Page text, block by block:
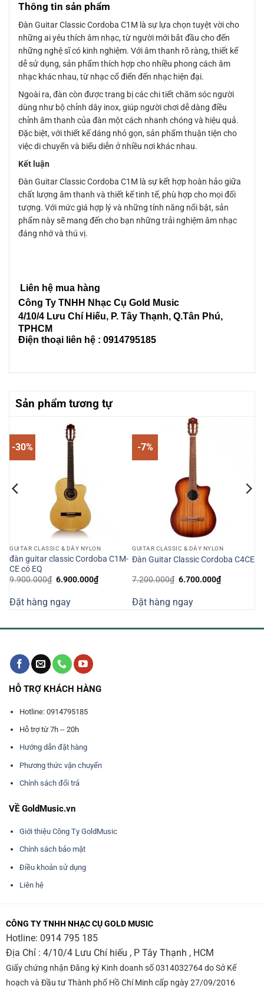
Thông tin sản phẩm
Đàn Guitar Classic Cordoba C1M là sự lựa chọn tuyệt vời cho
những ai yêu thích âm nhạc, từ người mới bắt đầu cho đến
những nghệ sĩ có kinh nghiệm. Với âm thanh rõ ràng, thiết kế
dễ sử dụng, sản phẩm thích hợp cho nhiều phong cách âm
nhạc khác nhau, từ nhạc cổ điển đến nhạc hiện đại.
Ngoài ra, đàn còn được trang bị các chi tiết chăm sóc người
dùng như bộ chỉnh dây inox, giúp người chơi dễ dàng điều
chỉnh âm thanh của đàn một cách nhanh chóng và hiệu quả.
Đặc biệt, với thiết kế dáng nhỏ gọn, sản phẩm thuận tiện cho
việc di chuyển và biểu diễn ở nhiều nơi khác nhau.
Kết luận
Đàn Guitar Classic Cordoba C1M là sự kết hợp hoàn hảo giữa
chất lượng âm thanh và thiết kế tinh tế, phù hợp cho mọi đối
tượng. Với mức giá hợp lý và những tính năng nổi bật, sản
phẩm này sẽ mang đến cho bạn những trải nghiệm âm nhạc
đáng nhớ và thú vị.
Liên hệ mua hàng
Công Ty TNHH Nhạc Cụ Gold Music
4/10/4 Lưu Chí Hiếu, P. Tây Thạnh, Q.Tân Phú,
TPHCM
Điện thoại liên hệ : 0914795185
Sản phẩm tương tự
-30%
GUITAR CLASSIC & DÂY NYLON
đàn guitar classic Cordoba C1M-
CE có EQ
9.900.000₫ Giá
9.900.000₫.
6.900.000₫Giá
hiện
6.900.000₫.
Đặt hàng ngay
-7%
GUITAR CLASSIC & DÂY NYLON
Đàn Guitar Classic Cordoba C4CE
7.200.000₫ Giá
7.200.000₫.
6.700.000₫Giá
hiện
Đặt hàng ngay
HỖ TRỢ KHÁCH HÀNG
Hotline: 0914795185
Hỗ trợ từ 7h -- 20h
Hướng dẫn đặt hàng
Phương thức vận chuyển
Chính sách đổi trả
VỀ GoldMusic.vn
Giới thiệu Công Ty GoldMusic
Chính sách bảo mật
Điều khoản sử dụng
Liên hệ
CÔNG TY TNHH NHẠC CỤ GOLD MUSIC
Hotline: 0914 795 185
Địa Chỉ : 4/10/4 Lưu Chí hiếu , P Tây Thạnh , HCM
Giấy chứng nhận Đăng ký Kinh doanh số 0314032764 do Sở Kế
hoạch và Đầu tư Thành phố Hồ Chí Minh cấp ngày 27/09/2016